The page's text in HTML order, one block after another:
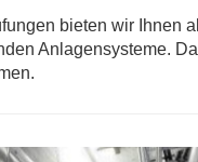
bieten wir Ihnen
Anlagensysteme.